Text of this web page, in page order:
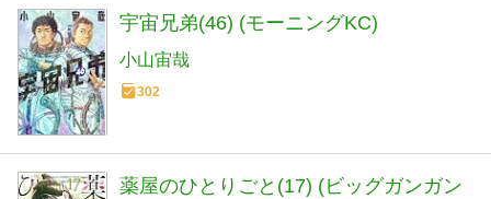
宇宙兄弟(46) (モーニングKC)
小山宙哉
302
薬屋のひとりごと(17) (ビッグガンガン